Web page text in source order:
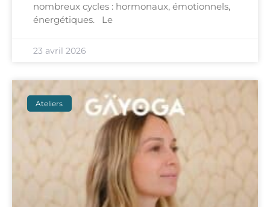
nombreux cycles : hormonaux, émotionnels,
énergétiques. Le
23 avril 2026
Ateliers